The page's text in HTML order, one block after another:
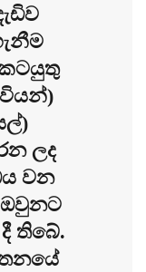
ලද
වන
තිබේ.